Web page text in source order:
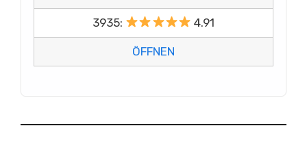
3935: 4.91
ÖFFNEN